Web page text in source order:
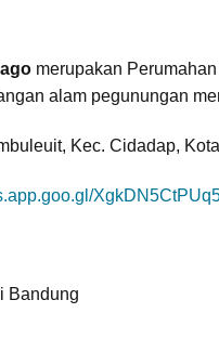
merupakan
alam pegunungan
Kec. Cidadap,
Bandung